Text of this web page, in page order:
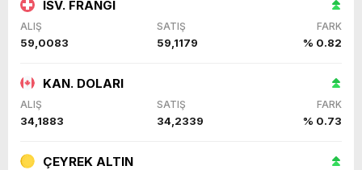
İSV. FRANGI
ALIŞ SATIŞ FARK
59,0083 59,1179 % 0.82
KAN. DOLARI
ALIŞ SATIŞ FARK
34,1883 34,2339 % 0.73
ÇEYREK ALTIN